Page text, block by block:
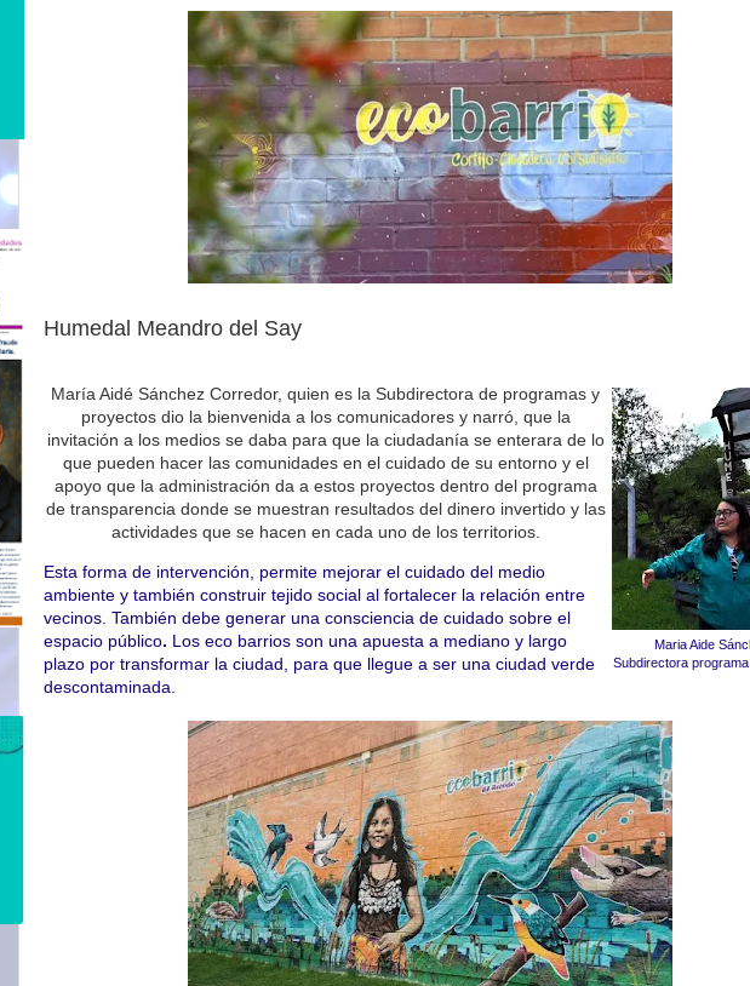
Humedal Meandro del Say
Maria Aide
Subdirectora
María Aidé Sánchez Corredor, quien es la Subdirectora de programas y
proyectos dio la bienvenida a los comunicadores y narró, que la
invitación a los medios se daba para que la ciudadanía se enterara de lo
que pueden hacer las comunidades en el cuidado de su entorno y el
apoyo que la administración da a estos proyectos dentro del programa
de transparencia donde se muestran resultados del dinero invertido y las
actividades que se hacen en cada uno de los territorios.
Esta forma de intervención, permite mejorar el cuidado del medio
ambiente y también construir tejido social al fortalecer la relación entre
vecinos. También debe generar una consciencia de cuidado sobre el
espacio público. Los eco barrios son una apuesta a mediano y largo
plazo por transformar la ciudad, para que llegue a ser una ciudad verde
descontaminada.